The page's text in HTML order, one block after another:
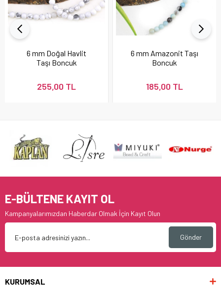
6 mm Doğal Havlit
Taşı Boncuk
255,00 TL
6 mm Amazonit Taşı
Boncuk
185,00 TL
E-BÜLTENE KAYIT OL
Kampanyalarımızdan Haberdar Olmak İçin Kayıt Olun
Gönder
KURUMSAL